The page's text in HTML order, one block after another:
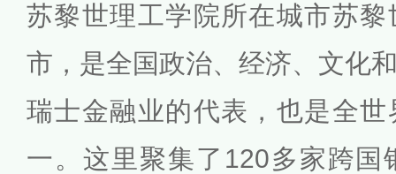
苏黎世理工学院所在城市苏
市，是全国政治、经济、文化
瑞士金融业的代表，也是全
一。这里聚集了120多家跨国